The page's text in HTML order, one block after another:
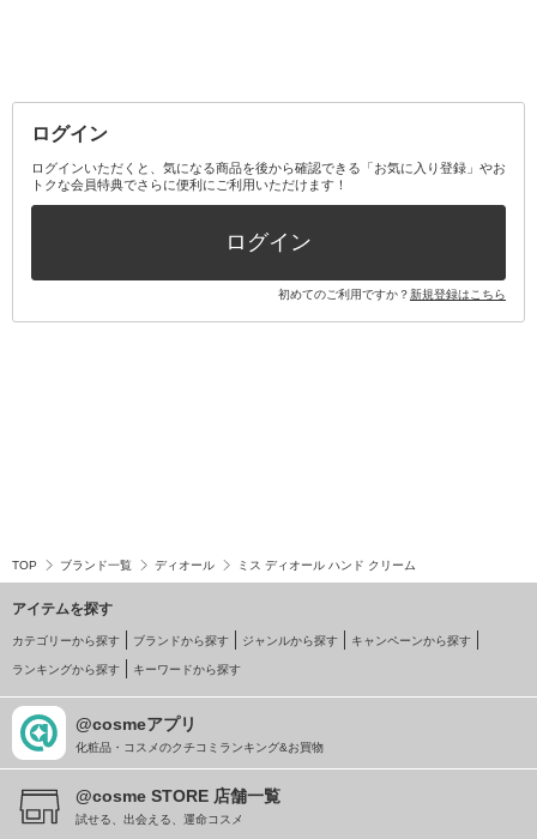
ログイン
ログインいただくと、気になる商品を後から確認できる「お気に入り登録」やお
トクな会員特典でさらに便利にご利用いただけます！
ログイン
初めてのご利用ですか？新規登録はこちら
TOP ブランド一覧 ディオール ミス ディオール ハンド クリーム
アイテムを探す
カテゴリーから探す ブランドから探す ジャンルから探す キャンペーンから探す
ランキングから探す キーワードから探す
@cosmeアプリ
化粧品・コスメのクチコミランキング&お買物
@cosme STORE 店舗一覧
試せる、出会える、運命コスメ